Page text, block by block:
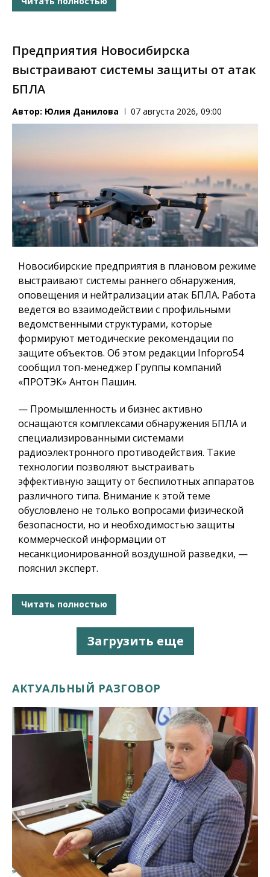
Предприятия Новосибирска
выстраивают системы защиты от атак
БПЛА
Автор: Юлия Данилова 07 августа 2026, 09:00
Новосибирские предприятия в плановом режиме
выстраивают системы раннего обнаружения,
оповещения и нейтрализации атак БПЛА. Работа
ведется во взаимодействии с профильными
ведомственными структурами, которые
формируют методические рекомендации по
защите объектов. Об этом редакции Infopro54
сообщил топ-менеджер Группы компаний
«ПРОТЭК» Антон Пашин.
— Промышленность и бизнес активно
оснащаются комплексами обнаружения БПЛА и
специализированными системами
радиоэлектронного противодействия. Такие
технологии позволяют выстраивать
эффективную защиту от беспилотных аппаратов
различного типа. Внимание к этой теме
обусловлено не только вопросами физической
безопасности, но и необходимостью защиты
коммерческой информации от
несанкционированной воздушной разведки, —
пояснил эксперт.
Читать полностью
Загрузить еще
АКТУАЛЬНЫЙ РАЗГОВОР